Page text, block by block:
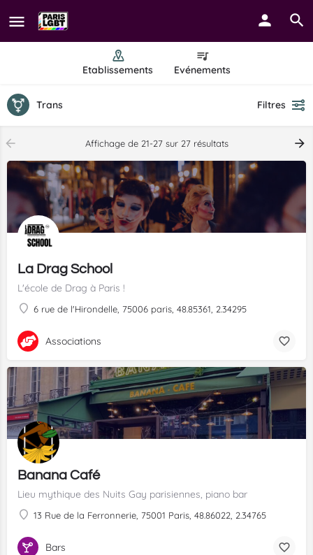
Etablissements Evénements
Trans Filtres
Affichage de 21-27 sur 27 résultats
La Drag School
L'école de Drag à Paris !
6 rue de l'Hirondelle, 75006 paris, 48.85361, 2.34295
Associations
Banana Café
Lieu mythique des Nuits Gay parisiennes, piano bar
13 Rue de la Ferronnerie, 75001 Paris, 48.86022, 2.34765
Bars